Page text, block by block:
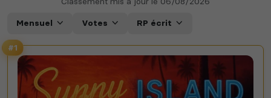
Mensuel Votes RP écrit
#1